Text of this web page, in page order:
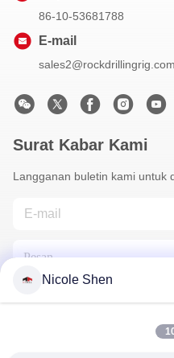
86-10-53681788
E-mail
sales2@rockdrillingrig.com
Surat Kabar Kami
Langganan buletin kami untuk
Nicole Shen